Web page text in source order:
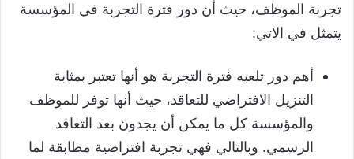
تجربة الموظف، حيث أن دور فترة التجربة في المؤسسة
يتمثل في الاتي:
أهم دور تلعبه فترة التجربة هو أنها تعتبر بمثابة
التنزيل الافتراضي للتعاقد، حيث أنها توفر للموظف
والمؤسسة كل ما يمكن أن يجدون بعد التعاقد
الرسمي. وبالتالي فهي تجربة افتراضية مطابقة لما